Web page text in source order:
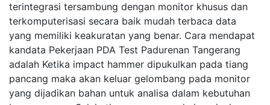
terintegrasi tersambung dengan monitor khusus dan
terkomputerisasi secara baik mudah terbaca data
yang memiliki keakuratan yang benar. Cara mendapat
kandata Pekerjaan PDA Test Padurenan Tangerang
adalah Ketika impact hammer dipukulkan pada tiang
pancang maka akan keluar gelombang pada monitor
yang dijadikan bahan untuk analisa dalam kebutuhan